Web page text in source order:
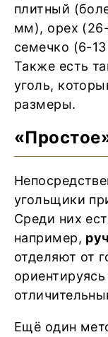
плитный
мм), орех
семечко (6-
Также есть
уголь,
размеры.
угольщики
Среди них
например,
отделяют от
Ещё один